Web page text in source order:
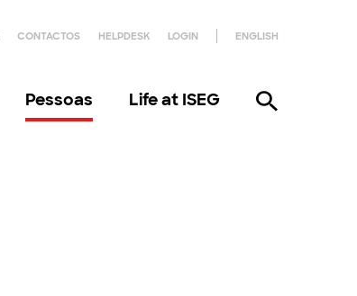
CONTACTOS HELPDESK LOGIN ENGLISH
Pessoas Life at ISEG